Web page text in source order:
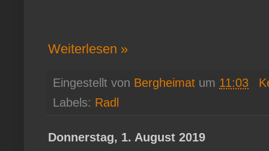
Weiterlesen »
Eingestellt von Bergheimat um 11:03
Labels: Radl
Donnerstag, 1. August 2019